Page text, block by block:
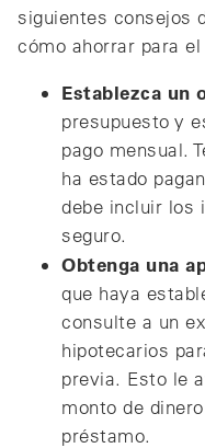
siguientes consejos
cómo ahorrar para
Establezca un
presupuesto y
pago mensual.
ha estado
debe incluir los
seguro.
Obtenga una
que haya
consulte a un
hipotecarios
previa. Esto le
monto de
préstamo.